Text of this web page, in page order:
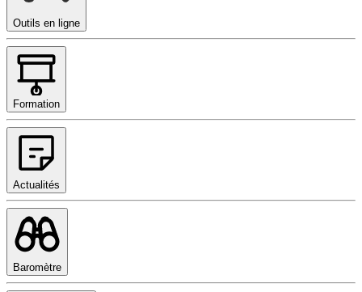
Outils en ligne
Formation
Actualités
Baromètre